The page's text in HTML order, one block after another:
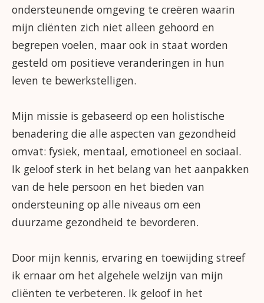
ondersteunende omgeving te creëren waarin
mijn cliënten zich niet alleen gehoord en
begrepen voelen, maar ook in staat worden
gesteld om positieve veranderingen in hun
leven te bewerkstelligen.
Mijn missie is gebaseerd op een holistische
benadering die alle aspecten van gezondheid
omvat: fysiek, mentaal, emotioneel en sociaal.
Ik geloof sterk in het belang van het aanpakken
van de hele persoon en het bieden van
ondersteuning op alle niveaus om een
duurzame gezondheid te bevorderen.
Door mijn kennis, ervaring en toewijding streef
ik ernaar om het algehele welzijn van mijn
cliënten te verbeteren. Ik geloof in het